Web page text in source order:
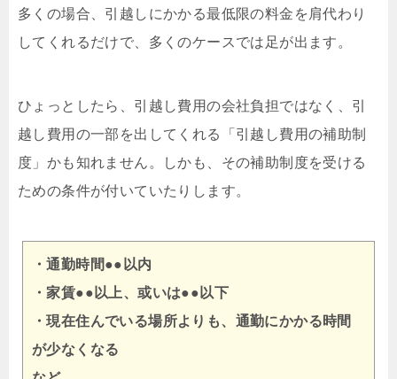
多くの場合、引越しにかかる最低限の料金を肩代わり
してくれるだけで、多くのケースでは足が出ます。
ひょっとしたら、引越し費用の会社負担ではなく、引
越し費用の一部を出してくれる「引越し費用の補助制
度」かも知れません。しかも、その補助制度を受ける
ための条件が付いていたりします。
・通勤時間●●以内
・家賃●●以上、或いは●●以下
・現在住んでいる場所よりも、通勤にかかる時間
が少なくなる